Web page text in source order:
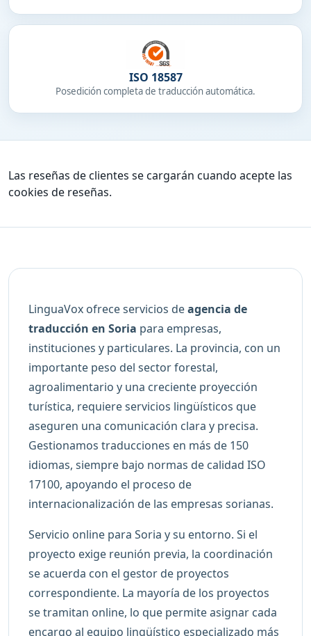
ISO 18587
Posedición completa de traducción automática.
Las reseñas de clientes se cargarán cuando acepte las
cookies de reseñas.
LinguaVox ofrece servicios deagencia de
traducción en Soria para empresas,
instituciones y particulares. La provincia, con un
importante peso del sector forestal,
agroalimentario y una creciente proyección
turística, requiere servicios lingüísticos que
aseguren una comunicación clara y precisa.
Gestionamos traducciones en más de 150
idiomas, siempre bajo normas de calidad ISO
17100, apoyando el proceso de
internacionalización de las empresas sorianas.
Servicio online para Soria y su entorno. Si el
proyecto exige reunión previa, la coordinación
se acuerda con el gestor de proyectos
correspondiente. La mayoría de los proyectos
se tramitan online, lo que permite asignar cada
encargo al equipo lingüístico especializado más